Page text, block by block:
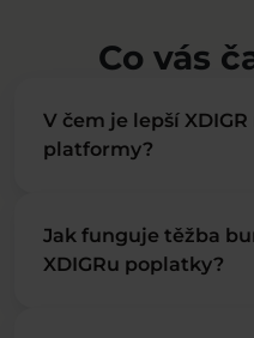
Co vás
V čem je lepší
platformy?
Jak funguje těžba
XDIGRu poplatky?